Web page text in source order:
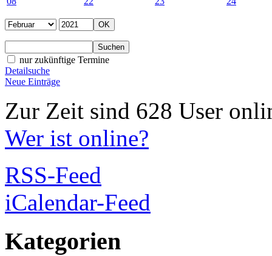
nur zukünftige Termine
Detailsuche
Neue Einträge
Zur Zeit sind 628 User
Wer ist online?
RSS-Feed
iCalendar-Feed
Kategorien